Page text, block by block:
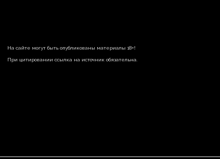
На сайте могут быть опубликованы материалы 18+!
При цитировании ссылка на источник обязательна.